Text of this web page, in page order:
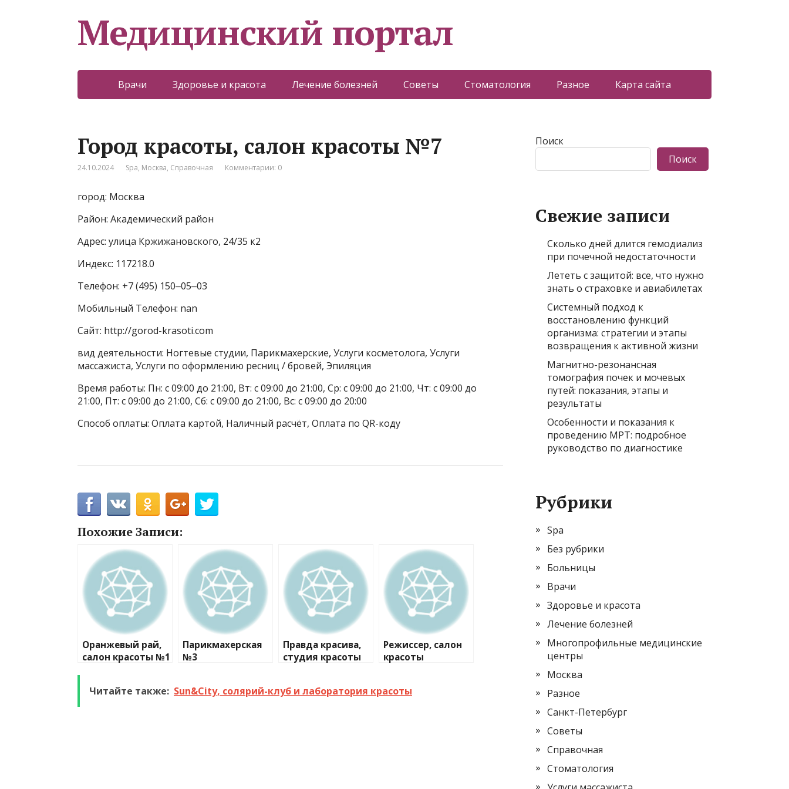
Медицинский портал
Врачи Здоровье и красота Лечение болезней Советы Стоматология Разное Карта сайта
Город красоты, салон красоты №7
24.10.2024 Spa, Москва, Справочная Комментарии: 0
город: Москва
Район: Академический район
Адрес: улица Кржижановского, 24/35 к2
Индекс: 117218.0
Телефон: +7 (495) 150‒05‒03
Мобильный Телефон: nan
Сайт: http://gorod-krasoti.com
вид деятельности: Ногтевые студии, Парикмахерские, Услуги косметолога, Услуги
массажиста, Услуги по оформлению ресниц / бровей, Эпиляция
Время работы: Пн: с 09:00 до 21:00, Вт: с 09:00 до 21:00, Ср: с 09:00 до 21:00, Чт: с 09:00 до
21:00, Пт: с 09:00 до 21:00, Сб: с 09:00 до 21:00, Вс: с 09:00 до 20:00
Способ оплаты: Оплата картой, Наличный расчёт, Оплата по QR-коду
Похожие Записи:
Оранжевый рай,
салон красоты №1
Парикмахерская
№3
Правда красива,
студия красоты
Режиссер, салон
красоты
Читайте также: Sun&City, cолярий-клуб и лаборатория красоты
Поиск
Поиск
Свежие записи
Сколько дней длится гемодиализ
при почечной недостаточности
Лететь с защитой: все, что нужно
знать о страховке и авиабилетах
Системный подход к
восстановлению функций
организма: стратегии и этапы
возвращения к активной жизни
Магнитно-резонансная
томография почек и мочевых
путей: показания, этапы и
результаты
Особенности и показания к
проведению МРТ: подробное
руководство по диагностике
Рубрики
Spa
Без рубрики
Больницы
Врачи
Здоровье и красота
Лечение болезней
Многопрофильные медицинские
центры
Москва
Разное
Санкт-Петербург
Советы
Справочная
Стоматология